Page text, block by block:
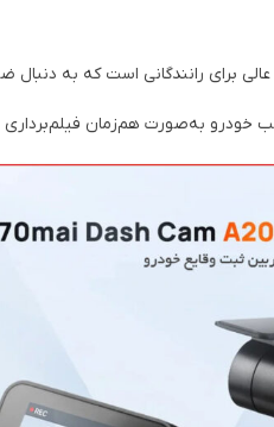
برای رانندگانی است که به
به‌صورت هم‌زمان فیلم‌برداری